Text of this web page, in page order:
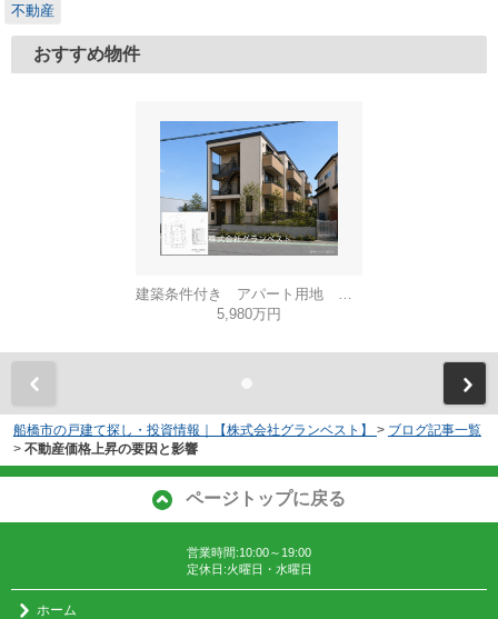
不動産
おすすめ物件
5,980万円
船橋市の戸建て探し・投資情報｜【株式会社グランベスト】 > ブログ記事一覧
> 不動産価格上昇の要因と影響
ページトップに戻る
営業時間:10:00～19:00
定休日:火曜日・水曜日
ホーム